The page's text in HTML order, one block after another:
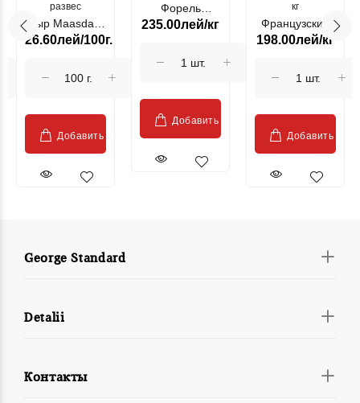
развес
Сыр Maasdam
Sublime Cow
26.60лей/100г.
Добавить
Форель
лососевая
Moldovenesc"
235.00лей/кг
Добавить
кг
Французский
гриль, кг
198.00лей/кг
Добавить
George Standard
Detalii
Контакты